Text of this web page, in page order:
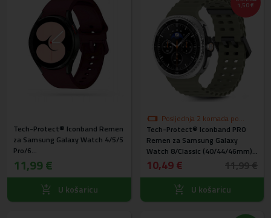
Tech-Protect® Iconband Remen
za Samsung Galaxy Watch 4/5/5
Pro/6
(40/42/43/44/45/46/47mm)
Bordo
11,99 €
U košaricu
1,50 €
Posljednja 2 komada po
akcijskoj cijeni
Tech-Protect® Iconband PRO
Remen za Samsung Galaxy
Watch 8/Classic (40/44/46mm)
Zeleni
10,49 €
U košaricu